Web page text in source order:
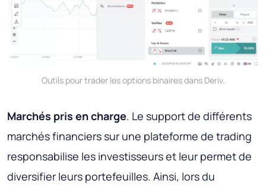
Outils pour trader les options binaires dans Deriv.
Marchés pris en charge. Le support de différents
marchés financiers sur une plateforme de trading
responsabilise les investisseurs et leur permet de
diversifier leurs portefeuilles. Ainsi, lors du